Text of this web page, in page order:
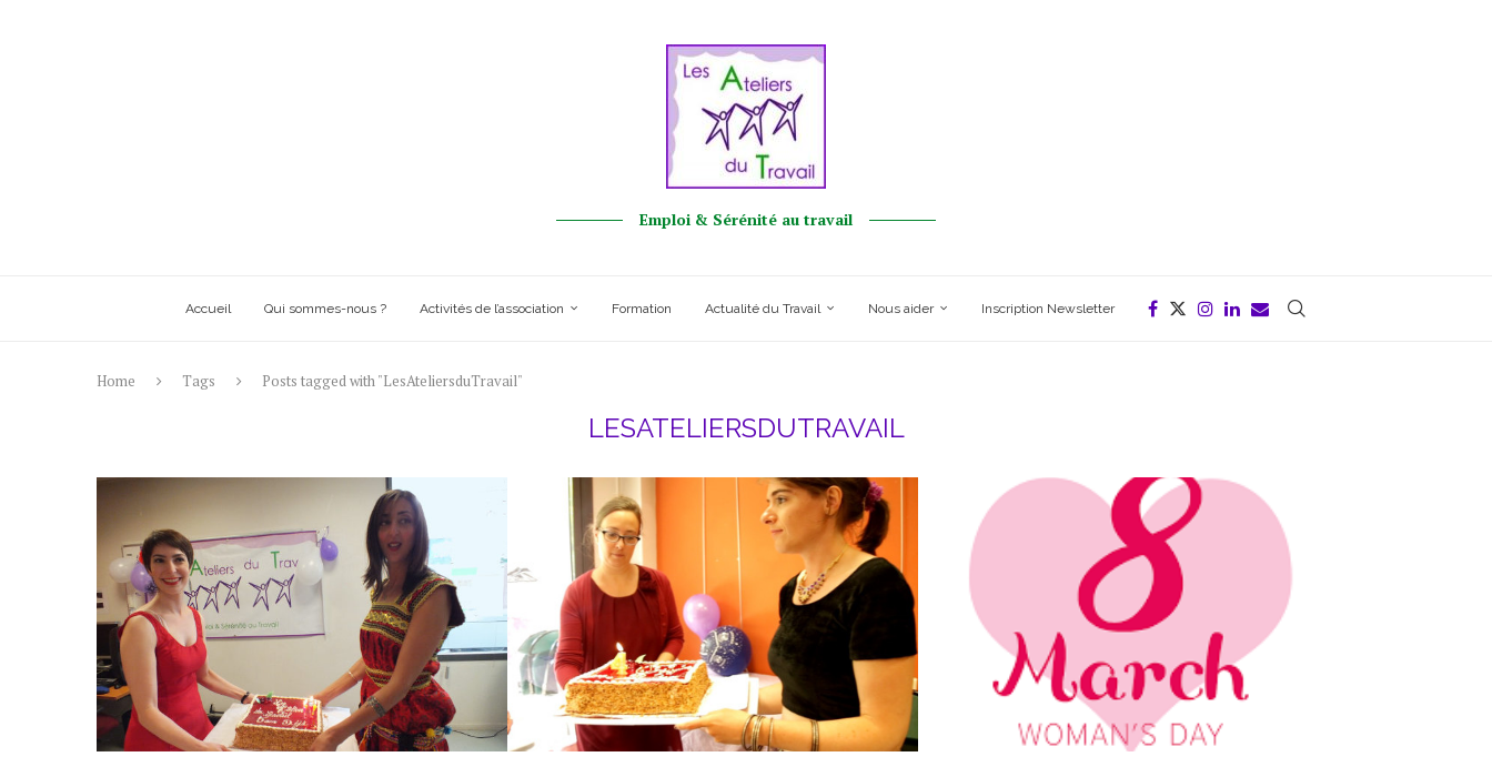
Emploi & Sérénité au travail
Accueil Qui sommes-nous ? Activités de l’association Formation Actualité du Travail Nous aider Inscription Newsletter
Home Tags Posts tagged with "LesAteliersduTravail"
LESATELIERSDUTRAVAIL